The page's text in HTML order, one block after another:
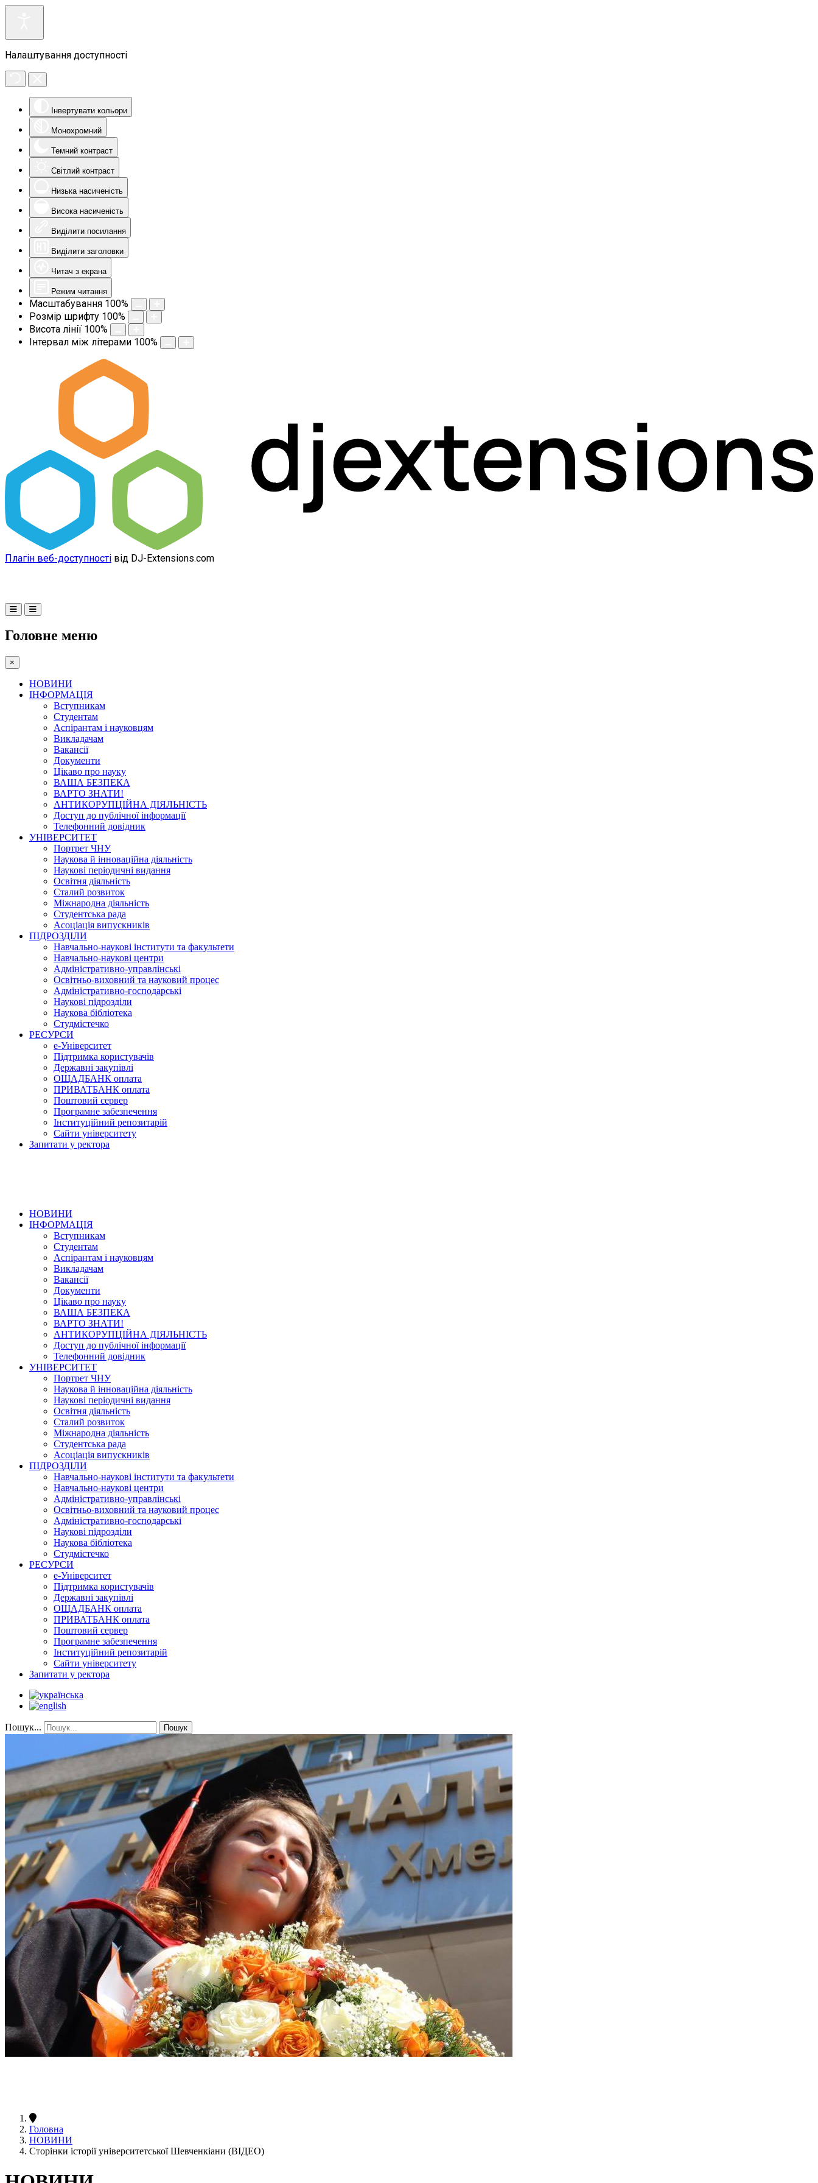
Налаштування доступності
Інвертувати кольори
Монохромний
Темний контраст
Світлий контраст
Низька насиченість
Висока насиченість
Виділити посилання
Виділити заголовки
Читач з екрана
Режим читання
Масштабування 100%
Розмір шрифту 100%
Висота лінії 100%
Інтервал між літерами 100%
Плагін веб-доступності від DJ-Extensions.com
Головне меню
×
НОВИНИ
ІНФОРМАЦІЯ
Вступникам
Студентам
Аспірантам і науковцям
Викладачам
Вакансії
Документи
Цікаво про науку
ВАША БЕЗПЕКА
ВАРТО ЗНАТИ!
АНТИКОРУПЦІЙНА ДІЯЛЬНІСТЬ
Доступ до публічної інформації
Телефонний довідник
УНІВЕРСИТЕТ
Портрет ЧНУ
Наукова й інноваційна діяльність
Наукові періодичні видання
Освітня діяльність
Сталий розвиток
Міжнародна діяльність
Студентська рада
Асоціація випускників
ПІДРОЗДІЛИ
Навчально-наукові інститути та факультети
Навчально-наукові центри
Адміністративно-управлінські
Освітньо-виховний та науковий процес
Адміністративно-господарські
Наукові підрозділи
Наукова бібліотека
Студмістечко
РЕСУРСИ
е-Університет
Підтримка користувачів
Державні закупівлі
ОЩАДБАНК оплата
ПРИВАТБАНК оплата
Поштовий сервер
Програмне забезпечення
Інституційний репозитарій
Сайти університету
Запитати у ректора
НОВИНИ
ІНФОРМАЦІЯ
Вступникам
Студентам
Аспірантам і науковцям
Викладачам
Вакансії
Документи
Цікаво про науку
ВАША БЕЗПЕКА
ВАРТО ЗНАТИ!
АНТИКОРУПЦІЙНА ДІЯЛЬНІСТЬ
Доступ до публічної інформації
Телефонний довідник
УНІВЕРСИТЕТ
Портрет ЧНУ
Наукова й інноваційна діяльність
Наукові періодичні видання
Освітня діяльність
Сталий розвиток
Міжнародна діяльність
Студентська рада
Асоціація випускників
ПІДРОЗДІЛИ
Навчально-наукові інститути та факультети
Навчально-наукові центри
Адміністративно-управлінські
Освітньо-виховний та науковий процес
Адміністративно-господарські
Наукові підрозділи
Наукова бібліотека
Студмістечко
РЕСУРСИ
е-Університет
Підтримка користувачів
Державні закупівлі
ОЩАДБАНК оплата
ПРИВАТБАНК оплата
Поштовий сервер
Програмне забезпечення
Інституційний репозитарій
Сайти університету
Запитати у ректора
Пошук... Пошук
Головна
НОВИНИ
Сторінки історії університетської Шевченкіани (ВІДЕО)